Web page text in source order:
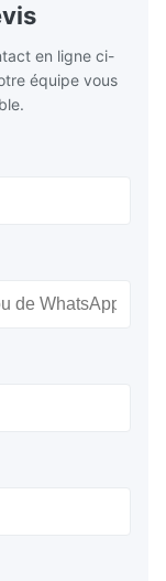
en ligne ci-
équipe vous